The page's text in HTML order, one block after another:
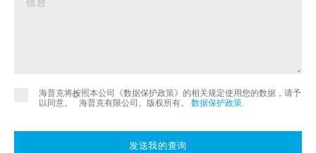
海普克将按照本公司《数据保护政策》的相关规定使用您的数据，请予
以同意。
©
海普克有限公司。版权所有。 数据保护政策
发送我的查询